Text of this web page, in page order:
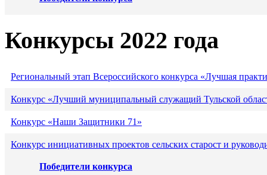
Конкурсы 2022 года
Региональный этап Всероссийского конкурса «Лучшая
Конкурс «Лучший муниципальный служащий Тульской
Конкурс «Наши Защитники 71»
Конкурс инициативных проектов сельских старост и
Победители конкурса